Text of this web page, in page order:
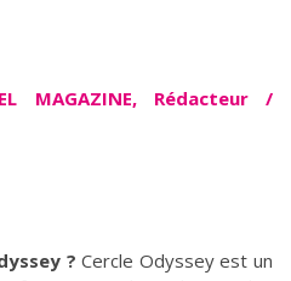
MAGAZINE, Rédacteur /
? Cercle Odyssey est un